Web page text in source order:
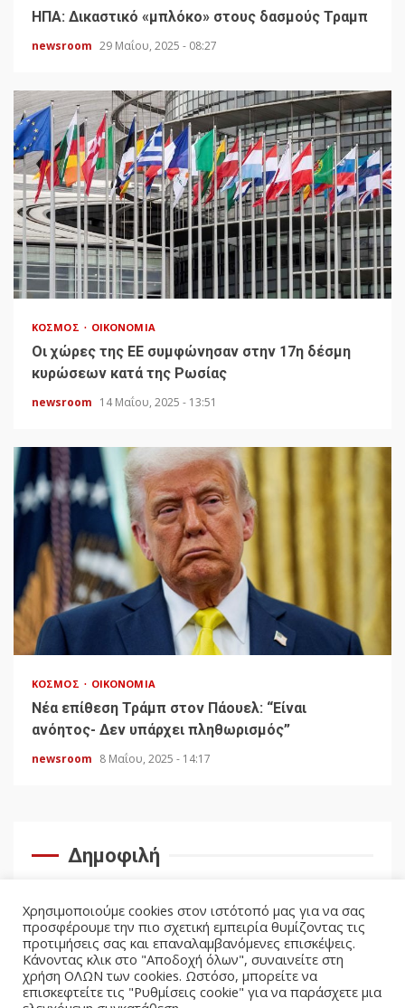
HΠΑ: Δικαστικό «μπλόκο» στους δασμούς Τραμπ
newsroom 29 Μαΐου, 2025 - 08:27
ΚΌΣΜΟΣ ΟΙΚΟΝΟΜΊΑ
Οι χώρες της ΕΕ συμφώνησαν στην 17η δέσμη
κυρώσεων κατά της Ρωσίας
newsroom 14 Μαΐου, 2025 - 13:51
ΚΌΣΜΟΣ ΟΙΚΟΝΟΜΊΑ
Νέα επίθεση Τράμπ στον Πάουελ: “Είναι
ανόητος- Δεν υπάρχει πληθωρισμός”
newsroom 8 Μαΐου, 2025 - 14:17
Δημοφιλή
Χρησιμοποιούμε cookies στον ιστότοπό μας για να σας
προσφέρουμε την πιο σχετική εμπειρία θυμίζοντας τις
προτιμήσεις σας και επαναλαμβανόμενες επισκέψεις.
Κάνοντας κλικ στο "Αποδοχή όλων", συναινείτε στη
χρήση ΟΛΩΝ των cookies. Ωστόσο, μπορείτε να
επισκεφτείτε τις "Ρυθμίσεις cookie" για να παράσχετε μια